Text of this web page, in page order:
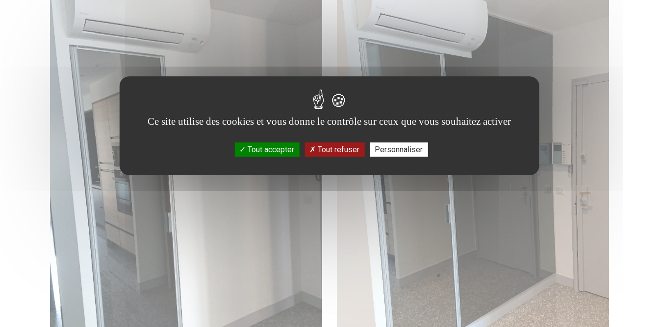
Ce site utilise des cookies et vous donne le contrôle sur ceux que vous souhaitez activer
Tout accepter Tout refuser Personnaliser